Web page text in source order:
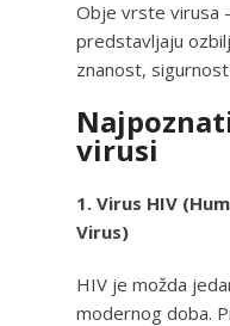
Obje vrste virusa
predstavljaju
znanost,
virusi
1. Virus HIV
Virus)
HIV je možda
modernog doba.